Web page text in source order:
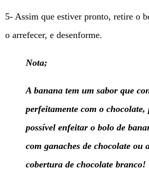
5- Assim que estiver pronto, retire o
o arrefecer, e desenforme.
Nota;
A banana tem um sabor que
perfeitamente com o chocolate,
possível enfeitar o bolo de
com ganaches de chocolate ou
cobertura de chocolate branco!